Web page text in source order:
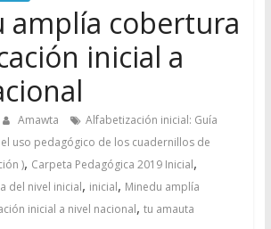
amplía cobertura
inicial a
Amawta
Alfabetización inicial: Guía
uso pedagógico de los cuadernillos de
), Carpeta Pedagógica 2019 Inicial,
del nivel inicial, inicial, Minedu amplía
inicial a nivel nacional, tu amauta